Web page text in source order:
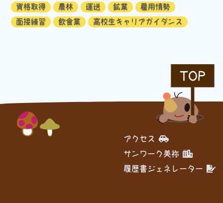
資格取得
農林 運送 鉱業
雇用情勢
面接練習
飲食業 高校生キャリアガイダンス
TOP
アクセス
サンワーク美祢
履歴書ジェネレーター